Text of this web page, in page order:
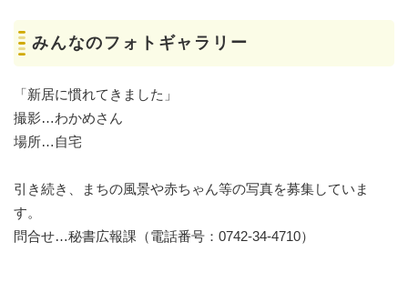
みんなのフォトギャラリー
「新居に慣れてきました」
撮影…わかめさん
場所…自宅
引き続き、まちの風景や赤ちゃん等の写真を募集していま
す。
問合せ…秘書広報課（電話番号：0742-34-4710）